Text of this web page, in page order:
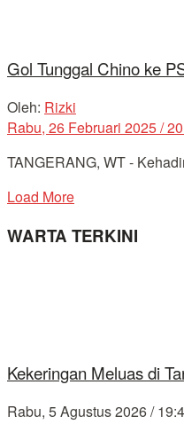
Gol Tunggal Chino ke
Oleh: Rizki
Rabu, 26 Februari 2025 /
TANGERANG, WT -
Load More
WARTA TERKINI
Kekeringan Meluas di
Rabu, 5 Agustus 2026 /